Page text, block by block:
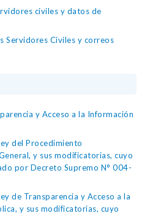
civiles y datos de
Servidores Civiles y correos
y Acceso a la Información
del Procedimiento
y sus modificatorias, cuyo
por Decreto Supremo N° 004-
de Transparencia y Acceso a la
y sus modificatorias, cuyo